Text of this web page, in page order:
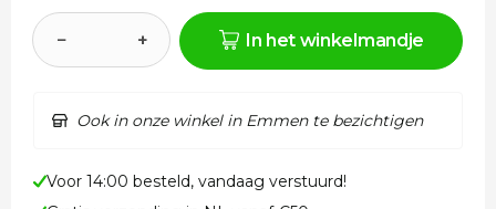
− + In het winkelmandje
Ook in onze winkel in Emmen te bezichtigen
Voor 14:00 besteld, vandaag verstuurd!